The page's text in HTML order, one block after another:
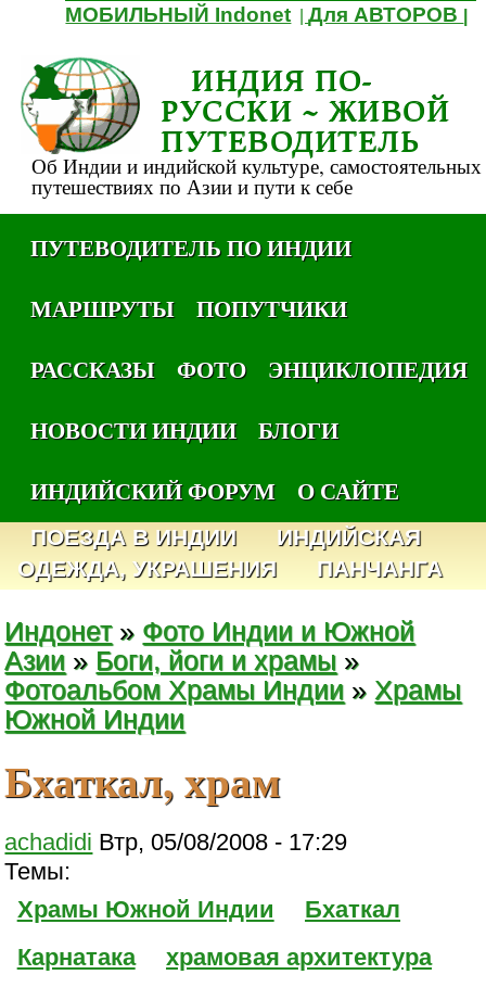
МОБИЛЬНЫЙ Indonet |Для АВТОРОВ
ИНДИЯ ПО-
РУССКИ ~ ЖИВОЙ
ПУТЕВОДИТЕЛЬ
Об Индии и индийской культуре, самостоятельных
путешествиях по Азии и пути к себе
ПУТЕВОДИТЕЛЬ ПО ИНДИИ
МАРШРУТЫ
ПОПУТЧИКИ
РАССКАЗЫ
ФОТО
ЭНЦИКЛОПЕДИЯ
НОВОСТИ ИНДИИ
БЛОГИ
ИНДИЙСКИЙ ФОРУМ
О САЙТЕ
ПОЕЗДА В ИНДИИ
ИНДИЙСКАЯ
ОДЕЖДА, УКРАШЕНИЯ
ПАНЧАНГА
Индонет» Фото Индии и Южной
Азии » Боги, йоги и храмы »
Фотоальбом Храмы Индии » Храмы
Южной Индии
Бхаткал, храм
achadidi Втр, 05/08/2008 - 17:29
Темы:
Храмы Южной Индии
Бхаткал
Карнатака
храмовая архитектура